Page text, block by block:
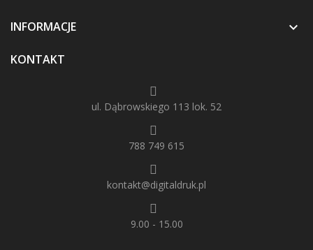
INFORMACJE 
KONTAKT
ul. Dąbrowskiego 113 lok. 52
788 749 615
kontakt@digitaldruk.pl
9.00 - 15.00